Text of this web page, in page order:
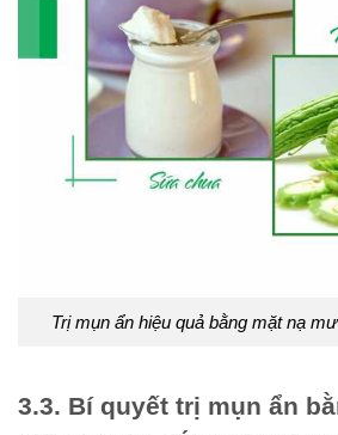
Trị mụn ẩn hiệu quả bằng mặt nạ
3.3. Bí quyết trị mụn ẩn